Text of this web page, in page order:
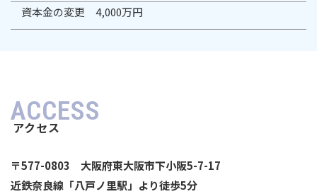
資本金の変更 4,000万円
ACCESS
アクセス
〒577-0803 大阪府東大阪市下小阪5-7-17
近鉄奈良線「八戸ノ里駅」より徒歩5分